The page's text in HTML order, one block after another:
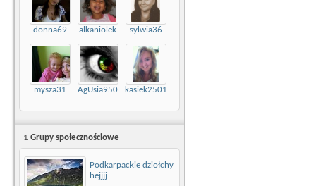
donna69 alkaniolek sylwia36
mysza31 AgUsia950 kasiek2501
1 Grupy społecznościowe
Podkarpackie dziołchy
hejjjj